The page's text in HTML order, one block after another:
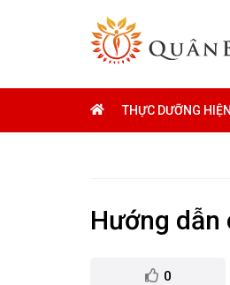
THỰC DƯỠNG
Hướng dẫn
0